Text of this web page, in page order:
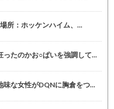
所：ホッケンハイム、...
ったのかお○ぱいを強調して...
な女性がDQNに胸倉をつ...